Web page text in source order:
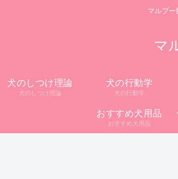
マルプー
マ
犬のしつけ理論
犬のしつけ理論
犬の行動学
犬の行動学
おすすめ犬用品
おすすめ犬用品